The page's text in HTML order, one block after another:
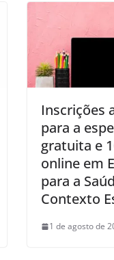
Inscrições
para a
gratuita e
online em
para a
Contexto
1 de agosto de